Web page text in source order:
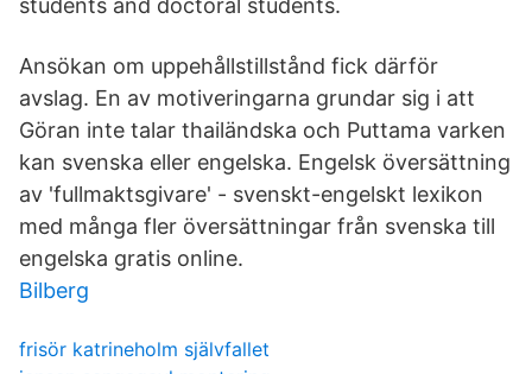
students and doctoral students.
Ansökan om uppehållstillstånd fick därför
avslag. En av motiveringarna grundar sig i att
Göran inte talar thailändska och Puttama varken
kan svenska eller engelska. Engelsk översättning
av 'fullmaktsgivare' - svenskt-engelskt lexikon
med många fler översättningar från svenska till
engelska gratis online.
Bilberg
frisör katrineholm självfallet